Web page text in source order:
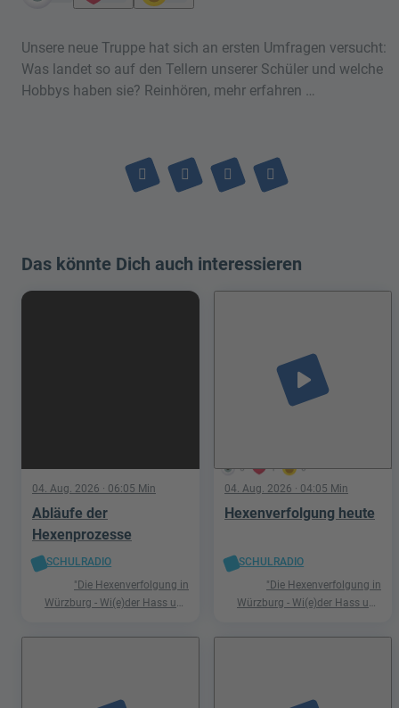
Unsere neue Truppe hat sich an ersten Umfragen versucht:
Was landet so auf den Tellern unserer Schüler und welche
Hobbys haben sie? Reinhören, mehr erfahren …
Das könnte Dich auch interessieren
04. Aug. 2026 · 06:05 Min
Abläufe der
Hexenprozesse
SCHULRADIO
"Die Hexenverfolgung in
Würzburg - Wi(e)der Hass und
5 1 0
play_arrow
04. Aug. 2026 · 04:05 Min
Hexenverfolgung heute
SCHULRADIO
"Die Hexenverfolgung in
Würzburg - Wi(e)der Hass und